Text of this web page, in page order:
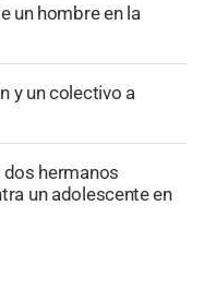
un hombre en la
y un colectivo a
hermanos
un adolescente en